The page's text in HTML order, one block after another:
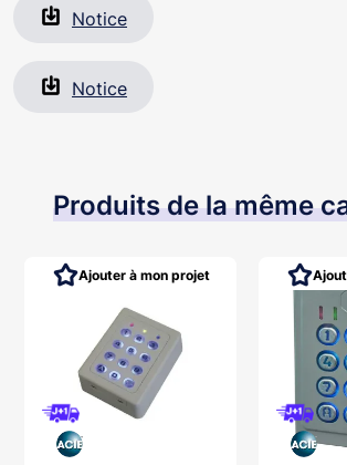
Notice
Notice
Produits de la même
Ajouter à mon projet